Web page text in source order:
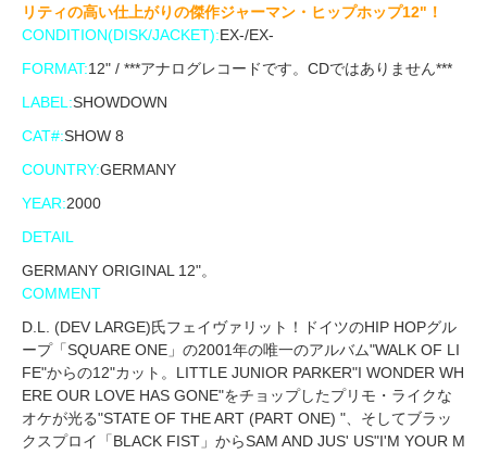
リティの高い仕上がりの傑作ジャーマン・ヒップホップ12"！
CONDITION(DISK/JACKET):EX-/EX-
FORMAT:12" / ***アナログレコードです。CDではありません***
LABEL:SHOWDOWN
CAT#:SHOW 8
COUNTRY:GERMANY
YEAR:2000
DETAIL
GERMANY ORIGINAL 12"。
COMMENT
D.L. (DEV LARGE)氏フェイヴァリット！ドイツのHIP HOPグル
ープ「SQUARE ONE」の2001年の唯一のアルバム"WALK OF LI
FE"からの12"カット。LITTLE JUNIOR PARKER"I WONDER WH
ERE OUR LOVE HAS GONE"をチョップしたプリモ・ライクな
オケが光る"STATE OF THE ART (PART ONE) "、そしてブラッ
クスプロイ「BLACK FIST」からSAM AND JUS' US"I'M YOUR M